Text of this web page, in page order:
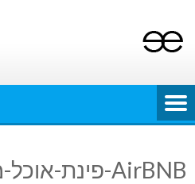
content
AirBNB-פינת-אוכל-מעוצבת1